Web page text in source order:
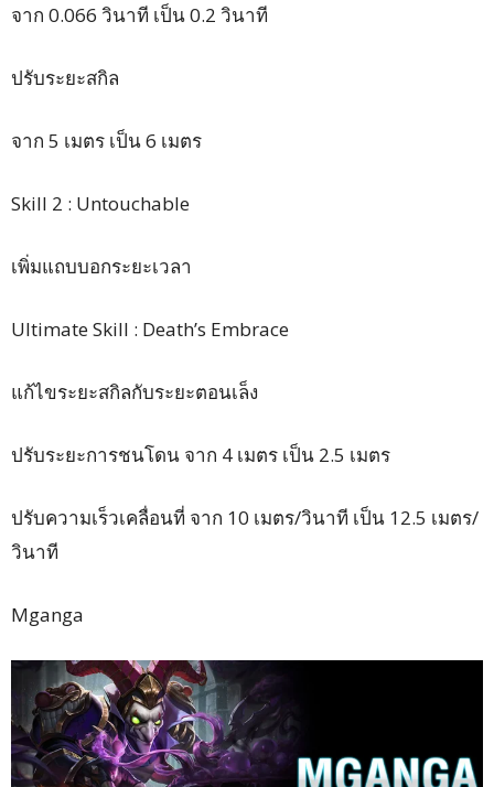
จาก 0.066 วินาที เป็น 0.2 วินาที
ปรับระยะสกิล
จาก 5 เมตร เป็น 6 เมตร
Skill 2 : Untouchable
เพิ่มแถบบอกระยะเวลา
Ultimate Skill : Death’s Embrace
แก้ไขระยะสกิลกับระยะตอนเล็ง
ปรับระยะการชนโดน จาก 4 เมตร เป็น 2.5 เมตร
ปรับความเร็วเคลื่อนที่ จาก 10 เมตร/วินาที เป็น 12.5 เมตร/
วินาที
Mganga